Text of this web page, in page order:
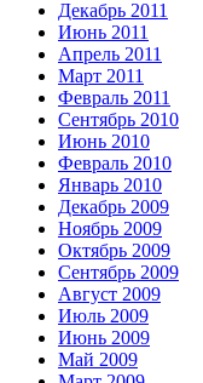
Декабрь 2011
Июнь 2011
Апрель 2011
Март 2011
Февраль 2011
Сентябрь 2010
Июнь 2010
Февраль 2010
Январь 2010
Декабрь 2009
Ноябрь 2009
Октябрь 2009
Сентябрь 2009
Август 2009
Июль 2009
Июнь 2009
Май 2009